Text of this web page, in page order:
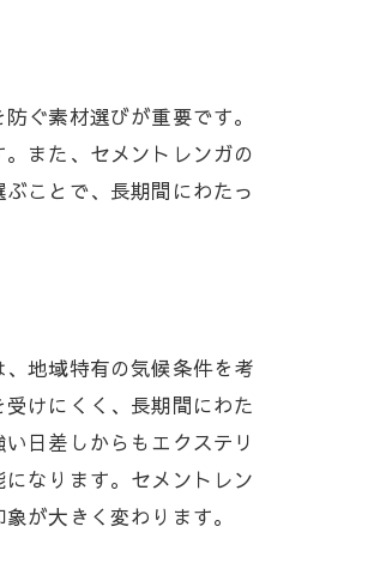
ぐ素材選びが重要です。
また、セメントレンガの
ことで、長期間にわたっ
地域特有の気候条件を考
けにくく、長期間にわた
日差しからもエクステリ
なります。セメントレン
が大きく変わります。